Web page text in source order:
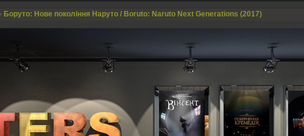
Боруто: Нове покоління Наруто / Boruto: Naruto Next Generations (2017)